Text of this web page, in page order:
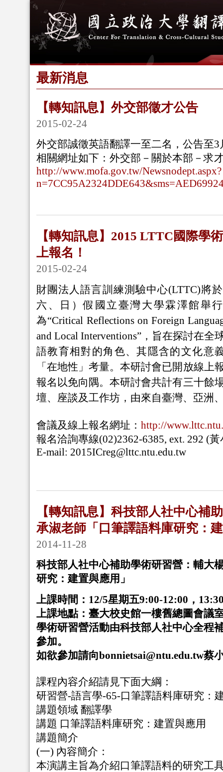
最新消息
【轉知訊息】外交部徵才公告
2015-02-24
外交部誠徵英語翻譯一至二名，公告至
相關網址如下：外交部－關於本部－求
http://www.mofa.gov.tw/Newsnodept.aspx?
【轉知訊息】2015 LTTC國際學
上報名！
2015-02-24
財團法人語言訓練測驗中心(LTTC)將
六、日）假國立臺灣大學霖澤館舉
為“Critical Reflections on Foreign
and Local Interventions”，旨在探討在
語教育相對的角色、其隱含的文化意
「在地性」考量。本研討會已開放線上
報名以免向隅。本研討會共計有三十餘
壇、座談及工作坊，由來自臺灣、亞洲
會議及線上報名網址： http://
報名洽詢專線(02)2362-6385, ext. 292 (
E-mail: 2015ICreg@lttc.ntu.edu.tw
【轉知訊息】科技部人社中心補
承淑老師「口筆譯語料庫研究：
2014-11-28
科技部人社中心補助學術研習營：輔大
研究：建置與應用」
上課時間：12/5星期五9:00-12:00，
上課地點：臺大校史館一樓舊總圖會議
學術研習營活動由科技部人社中心全程
參加。
如欲參加請向bonnietsai@ntu.edu.tw蔡
課程內容介紹請見下面大綱：
研習營-語言學-65-口筆譯語料庫研究：
講題領域 翻譯學
講題 口筆譯語料庫研究：建置與應用
講題簡介
(一) 內容簡介：
本演講主旨為介紹口筆譯語料的研究工